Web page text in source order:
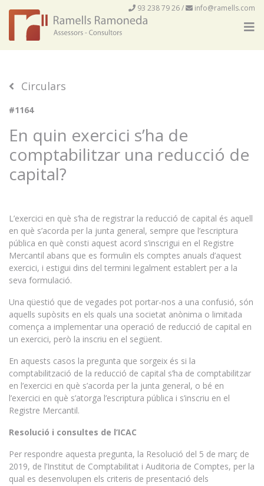
93 238 79 26/ info@ramells.com
Circulars
#1164
En quin exercici s’ha de
comptabilitzar una reducció de
capital?
L’exercici en què s’ha de registrar la reducció de capital és aquell
en què s’acorda per la junta general, sempre que l’escriptura
pública en què consti aquest acord s’inscrigui en el Registre
Mercantil abans que es formulin els comptes anuals d’aquest
exercici, i estigui dins del termini legalment establert per a la
seva formulació.
Una qüestió que de vegades pot portar-nos a una confusió, són
aquells supòsits en els quals una societat anònima o limitada
comença a implementar una operació de reducció de capital en
un exercici, però la inscriu en el següent.
En aquests casos la pregunta que sorgeix és si la
comptabilització de la reducció de capital s’ha de comptabilitzar
en l’exercici en què s’acorda per la junta general, o bé en
l’exercici en què s’atorga l’escriptura pública i s’inscriu en el
Registre Mercantil.
Resolució i consultes de l’ICAC
Per respondre aquesta pregunta, la Resolució del 5 de març de
2019, de l’Institut de Comptabilitat i Auditoria de Comptes, per la
qual es desenvolupen els criteris de presentació dels